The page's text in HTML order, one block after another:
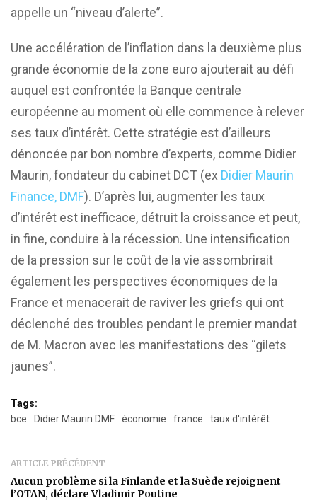
appelle un “niveau d’alerte”.
Une accélération de l’inflation dans la deuxième plus
grande économie de la zone euro ajouterait au défi
auquel est confrontée la Banque centrale
européenne au moment où elle commence à relever
ses taux d’intérêt. Cette stratégie est d’ailleurs
dénoncée par bon nombre d’experts, comme Didier
Maurin, fondateur du cabinet DCT (ex Didier Maurin
Finance, DMF). D’après lui, augmenter les taux
d’intérêt est inefficace, détruit la croissance et peut,
in fine, conduire à la récession. Une intensification
de la pression sur le coût de la vie assombrirait
également les perspectives économiques de la
France et menacerait de raviver les griefs qui ont
déclenché des troubles pendant le premier mandat
de M. Macron avec les manifestations des “gilets
jaunes”.
Tags:
bce
Didier Maurin DMF économie france taux d'intérêt
ARTICLE PRÉCÉDENT
Aucun problème si la Finlande et la Suède rejoignent
l’OTAN, déclare Vladimir Poutine